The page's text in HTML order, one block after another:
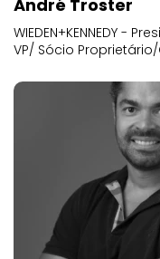
André Troster
WIEDEN+KENNEDY -
VP/ Sócio